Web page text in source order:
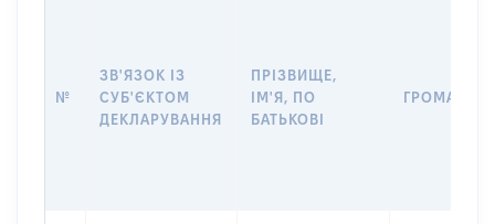
№
ЗВ'ЯЗОК ІЗ
СУБ'ЄКТОМ
ДЕКЛАРУВАННЯ
ПРІЗВИЩЕ,
ІМ'Я, ПО
БАТЬКОВІ